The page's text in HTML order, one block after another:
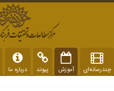
چندرسانه‌ای آموزش پیوند درباره ما